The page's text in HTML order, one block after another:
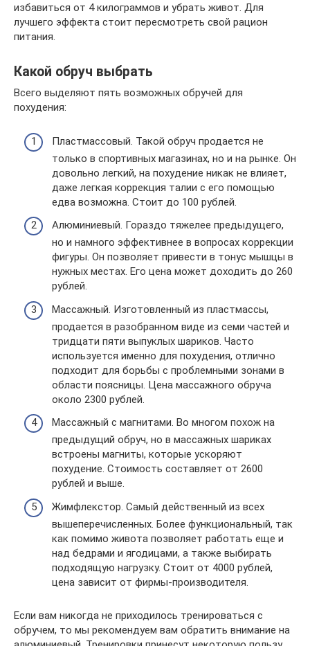
избавиться от 4 килограммов и убрать живот. Для
лучшего эффекта стоит пересмотреть свой рацион
питания.
Какой обруч выбрать
Всего выделяют пять возможных обручей для
похудения:
Пластмассовый. Такой обруч продается не
только в спортивных магазинах, но и на рынке. Он
довольно легкий, на похудение никак не влияет,
даже легкая коррекция талии с его помощью
едва возможна. Стоит до 100 рублей.
Алюминиевый. Гораздо тяжелее предыдущего,
но и намного эффективнее в вопросах коррекции
фигуры. Он позволяет привести в тонус мышцы в
нужных местах. Его цена может доходить до 260
рублей.
Массажный. Изготовленный из пластмассы,
продается в разобранном виде из семи частей и
тридцати пяти выпуклых шариков. Часто
используется именно для похудения, отлично
подходит для борьбы с проблемными зонами в
области поясницы. Цена массажного обруча
около 2300 рублей.
Массажный с магнитами. Во многом похож на
предыдущий обруч, но в массажных шариках
встроены магниты, которые ускоряют
похудение. Стоимость составляет от 2600
рублей и выше.
Жимфлекстор. Самый действенный из всех
вышеперечисленных. Более функциональный, так
как помимо живота позволяет работать еще и
над бедрами и ягодицами, а также выбирать
подходящую нагрузку. Стоит от 4000 рублей,
цена зависит от фирмы-производителя.
Если вам никогда не приходилось тренироваться с
обручем, то мы рекомендуем вам обратить внимание на